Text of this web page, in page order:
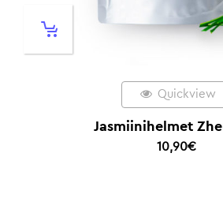
Quickview
Jasmiinihelmet
10,90€